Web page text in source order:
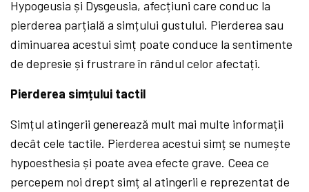
Hypogeusia și Dysgeusia, afecțiuni care conduc la
pierderea parțială a simțului gustului. Pierderea sau
diminuarea acestui simț poate conduce la sentimente
de depresie și frustrare în rândul celor afectați.
Pierderea simțului tactil
Simțul atingerii generează mult mai multe informații
decât cele tactile. Pierderea acestui simț se numește
hypoesthesia și poate avea efecte grave. Ceea ce
percepem noi drept simț al atingerii e reprezentat de